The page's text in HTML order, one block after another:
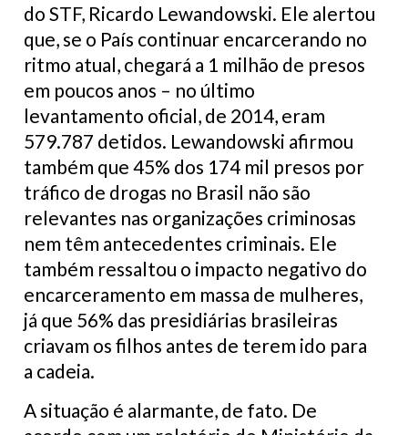
do STF, Ricardo Lewandowski. Ele alertou
que, se o País continuar encarcerando no
ritmo atual, chegará a 1 milhão de presos
em poucos anos – no último
levantamento oficial, de 2014, eram
579.787 detidos. Lewandowski afirmou
também que 45% dos 174 mil presos por
tráfico de drogas no Brasil não são
relevantes nas organizações criminosas
nem têm antecedentes criminais. Ele
também ressaltou o impacto negativo do
encarceramento em massa de mulheres,
já que 56% das presidiárias brasileiras
criavam os filhos antes de terem ido para
a cadeia.
A situação é alarmante, de fato. De